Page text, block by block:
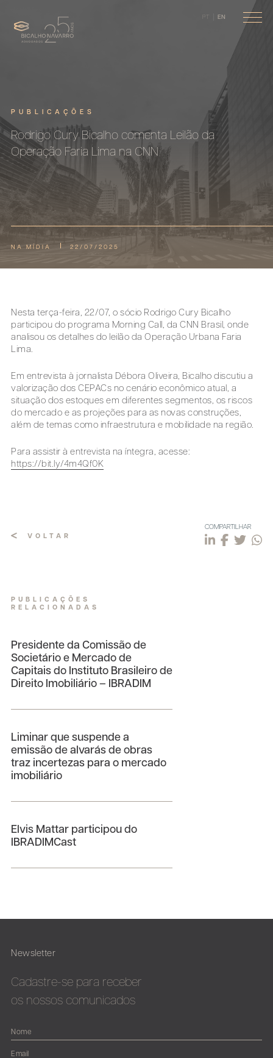
PT EN
PUBLICAÇÕES
Rodrigo Cury Bicalho comenta Leilão da
Operação Faria Lima na CNN
NA MÍDIA 22/07/2025
Nesta terça-feira, 22/07, o sócio Rodrigo Cury Bicalho
participou do programa Morning Call, da CNN Brasil, onde
analisou os detalhes do leilão da Operação Urbana Faria
Lima.
Em entrevista à jornalista Débora Oliveira, Bicalho discutiu a
valorização dos CEPACs no cenário econômico atual, a
situação dos estoques em diferentes segmentos, os riscos
do mercado e as projeções para as novas construções,
além de temas como infraestrutura e mobilidade na região.
Para assistir à entrevista na íntegra, acesse:
https://bit.ly/4m4Qf0K
VOLTAR
COMPARTILHAR
PUBLICAÇÕES
RELACIONADAS
Presidente da Comissão de
Societário e Mercado de
Capitais do Instituto Brasileiro de
Direito Imobiliário – IBRADIM
Liminar que suspende a
emissão de alvarás de obras
traz incertezas para o mercado
imobiliário
Elvis Mattar participou do
IBRADIMCast
Newsletter
Cadastre-se para receber
os nossos comunicados